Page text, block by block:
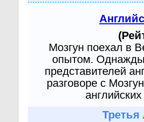
Мозгун поехал в
опытом. Однажды
представителей
разговоре с
Третья